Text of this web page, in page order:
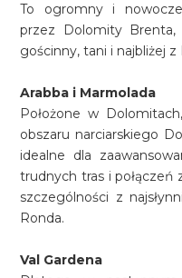
To ogromny i
przez Dolomity Brenta,
gościnny, tani i najbliżej z
Arabba i Marmolada
Położone w
obszaru narciarskiego
idealne dla
trudnych tras i
szczególności z
Ronda.
Val Gardena